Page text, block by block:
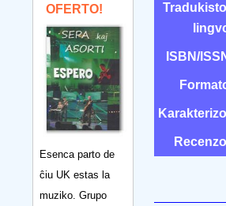
OFERTO!
Esenca parto de
ĉiu UK estas la
muziko. Grupo
ISBN/